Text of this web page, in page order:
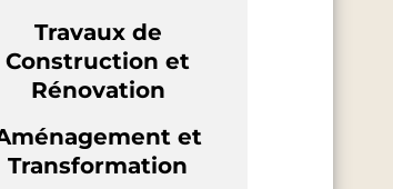
Travaux de
Construction et
Rénovation
et
Transformation